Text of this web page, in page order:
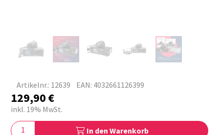
Artikelnr.: 12639 EAN: 4032661126399
129,90€
inkl. 19% MwSt.
In den Warenkorb